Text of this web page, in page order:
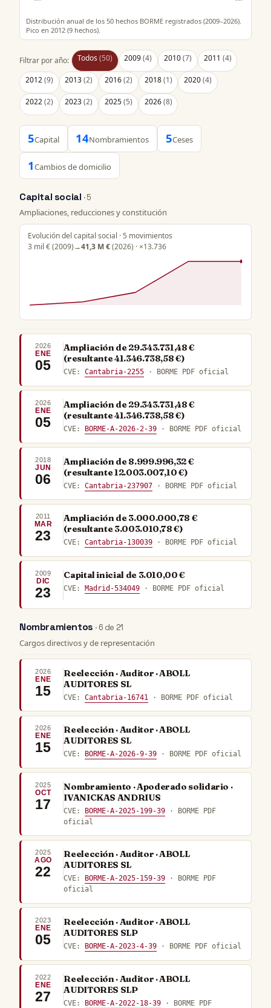
Distribución anual de los 50 hechos BORME registrados (2009–2026).
Pico en 2012 (9 hechos).
Filtrar por año: Todos (50) 2009(4) 2010(7) 2011 (4)
2012(9) 2013(2) 2016(2) 2018(1) 2020(4)
2022(2) 2023(2) 2025(5) 2026(8)
5Capital 14Nombramientos 5Ceses
1Cambios de domicilio
Capital social · 5
Ampliaciones, reducciones y constitución
Evolución del capital social · 5 movimientos
3 mil €(2009)→41,3 M €(2026) · ×13.736
2026
ENE
05
Ampliación de 29.343.731,48 €
(resultante 41.346.738,58 €)
CVE:Cantabria-2255 · BORME PDF oficial
2026
ENE
05
Ampliación de 29.343.731,48 €
(resultante 41.346.738,58 €)
CVE: BORME-A-2026-2-39 · BORME PDF oficial
2018
JUN
06
Ampliación de 8.999.996,32 €
(resultante 12.003.007,10 €)
CVE:Cantabria-237907 · BORME PDF oficial
2011
MAR
23
Ampliación de 3.000.000,78 €
(resultante 3.003.010,78 €)
CVE:Cantabria-130039 · BORME PDF oficial
2009
DIC
23
Capital inicial de 3.010,00 €
CVE:Madrid-534049 · BORME PDF oficial
Nombramientos · 6 de 21
Cargos directivos y de representación
2026
ENE
15
Reelección · Auditor · ABOLL
AUDITORES SL
CVE:Cantabria-16741 · BORME PDF oficial
2026
ENE
15
Reelección · Auditor · ABOLL
AUDITORES SL
CVE: BORME-A-2026-9-39 · BORME PDF oficial
2025
OCT
17
Nombramiento · Apoderado solidario ·
IVANICKAS ANDRIUS
CVE: BORME-A-2025-199-39 · BORME PDF
oficial
2025
AGO
22
Reelección · Auditor · ABOLL
AUDITORES SL
CVE: BORME-A-2025-159-39 · BORME PDF
oficial
2023
ENE
05
Reelección · Auditor · ABOLL
AUDITORES SLP
CVE: BORME-A-2023-4-39 · BORME PDF oficial
2022
ENE
27
Reelección · Auditor · ABOLL
AUDITORES SLP
CVE: BORME-A-2022-18-39 · BORME PDF